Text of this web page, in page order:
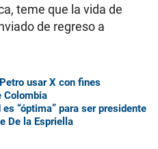
teme que la vida de
de regreso a
usar X con fines
Colombia
“óptima” para ser presidente
De la Espriella